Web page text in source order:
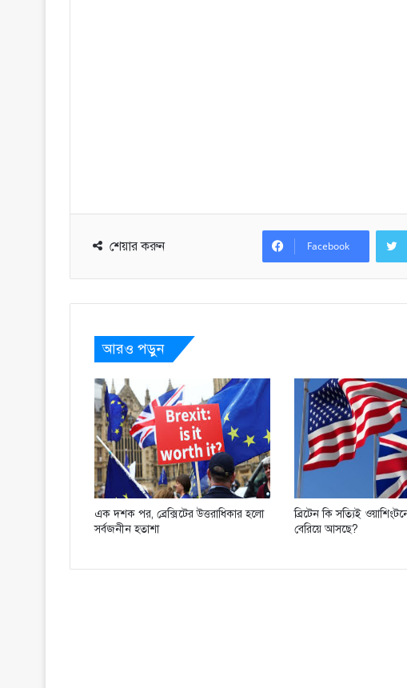
শেয়ার করুন Facebook
আরও পড়ুন
এক দশক পর, ব্রেক্সিটের উত্তরাধিকার হলো
সর্বজনীন হতাশা
ব্রিটেন কি সত্যিই
বেরিয়ে আসছে?